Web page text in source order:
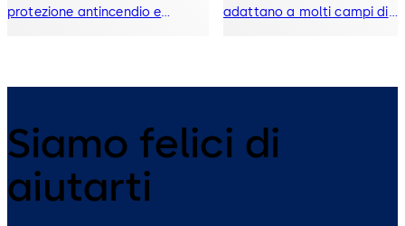
protezione antincendio e
adattano a molti campi di
Siamo felici di
aiutarti